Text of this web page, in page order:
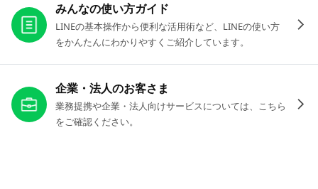
みんなの使い方ガイド
LINEの基本操作から便利な活用術など、LINEの使い方
をかんたんにわかりやすくご紹介しています。
企業・法人のお客さま
業務提携や企業・法人向けサービスについては、こちら
をご確認ください。